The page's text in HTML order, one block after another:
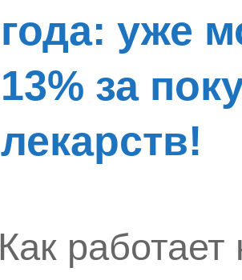
года: уже
13% за
лекарств!